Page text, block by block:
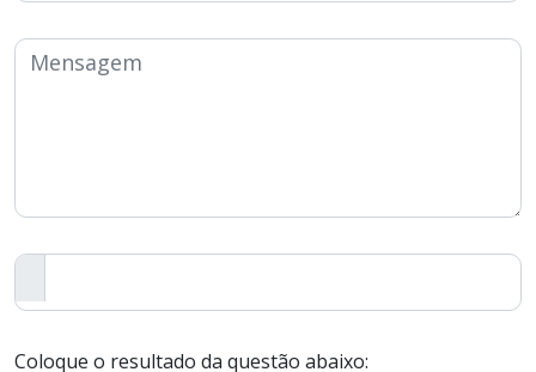
Coloque o resultado da questão abaixo: